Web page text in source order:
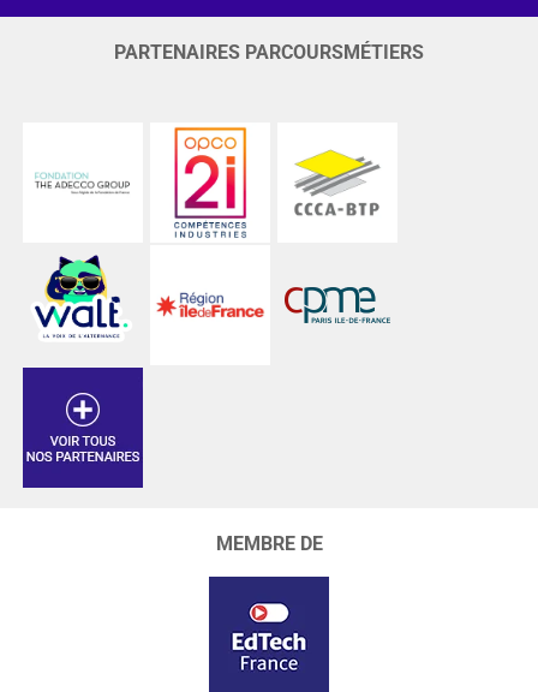
PARTENAIRES PARCOURSMÉTIERS
MEMBRE DE